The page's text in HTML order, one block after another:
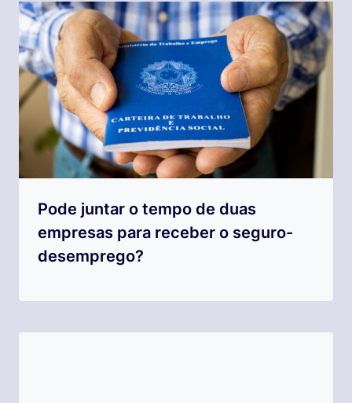
Pode juntar o tempo de duas
empresas para receber o seguro-
desemprego?